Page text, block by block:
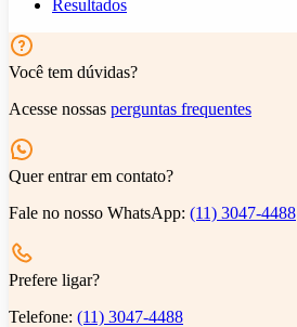
Resultados
Você tem dúvidas?
Acesse nossas perguntas frequentes
Quer entrar em contato?
Fale no nosso WhatsApp: (11) 3047-4488
Prefere ligar?
Telefone: (11) 3047-4488